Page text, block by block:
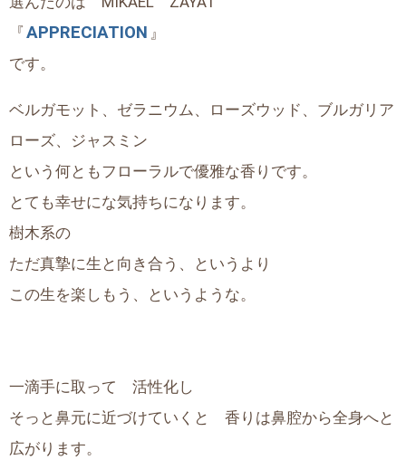
『 APPRECIATION 』
です。
ベルガモット、ゼラニウム、ローズウッド、ブルガリア
ローズ、ジャスミン
という何ともフローラルで優雅な香りです。
とても幸せにな気持ちになります。
樹木系の
ただ真摯に生と向き合う、というより
この生を楽しもう、というような。
一滴手に取って 活性化し
そっと鼻元に近づけていくと 香りは鼻腔から全身へと
広がります。